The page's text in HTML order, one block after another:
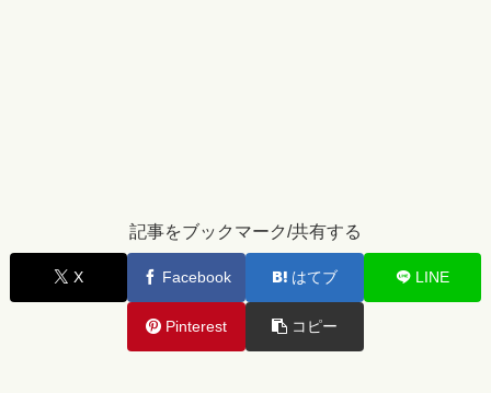
記事をブックマーク/共有する
X Facebook はてブ LINE
Pinterest コピー